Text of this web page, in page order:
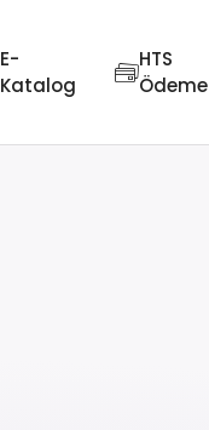
E-
Katalog
HTS
Ödeme